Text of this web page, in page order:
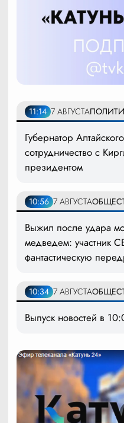
11:14 7 АВГУСТА
Губернатор
сотрудничество с
президентом
10:56 7 АВГУСТА
Выжил после удара
медведем: участник
фантастическую
10:34 7 АВГУСТА
Выпуск новостей в